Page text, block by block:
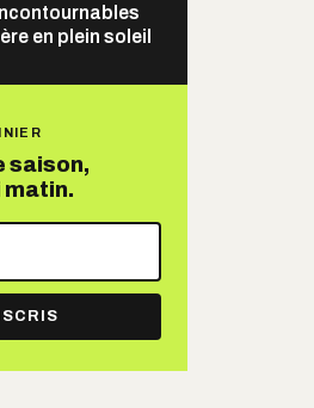
en plein soleil
saison,
matin.